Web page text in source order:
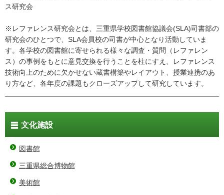
ス研究会
※レファレンス研究会とは、三重県学校図書館協議会(SLA)司書部の
研究会のひとつで、SLA会員校の司書が中心となり活動していま
す。各学校の図書館に寄せられる様々な調査・質問（レファレン
ス）の事例をもとに意見交換を行うことを柱にすえ、レファレンス
技術向上のために欠かせない蔵書構築やレイアウト、授業連携のあ
り方など、各年度の課題もクローズアップして研究しています。
文化施設
図書館
三重県総合博物館
美術館